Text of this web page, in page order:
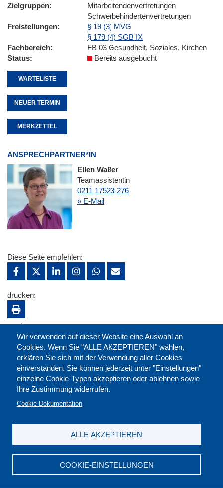
Zielgruppen
Mitarbeitendenvertretungen
Schwerbehindertenvertretungen
Freistellungen
§ 19 (3) MVG
§ 179 (4) SGB IX
Fachbereich
FB 03 Gesundheit, Soziales, Kirchen
Status
Bereits ausgebucht
WARTELISTE
NEUER TERMIN
MERKZETTEL
ANSPRECHPARTNER*IN
Ellen Waßer
Teamassistentin
0211 17523-276
» E-Mail
Wir verwenden auf dieser Website eine Auswahl an
Cookies. Wenn Sie "ALLE AKZEPTIEREN" wählen,
erklären Sie sich mit der Verwendung aller Cookies
einverstanden. Sie können jederzeit unter "Einstellungen"
einzelne Cookie-Typen akzeptieren oder ablehnen sowie
Ihre Zustimmung widerrufen.
Cookie-Dokumentation
COOKIE-EINSTELLUNGEN
ALLE AKZEPTIEREN
Diese Seite empfehlen:
drucken:
merken:
DGB-Bildungswerk NRW e.V. © 2026